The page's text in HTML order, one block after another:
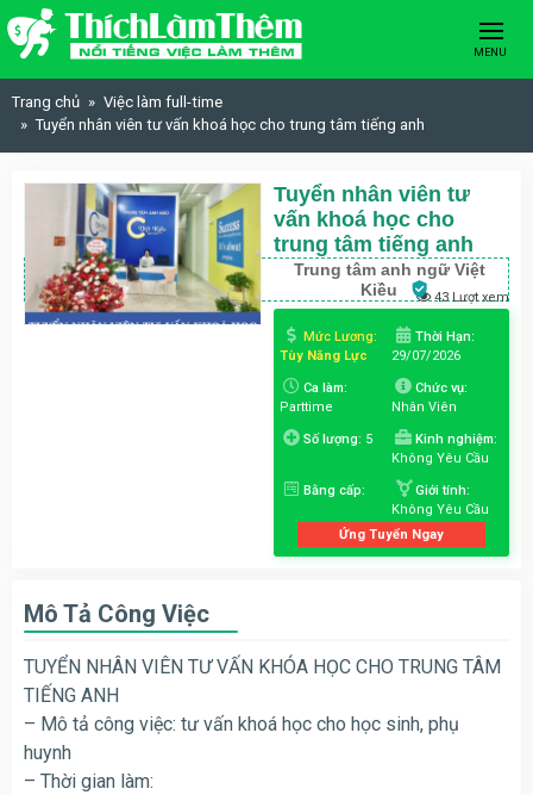
Skip to content
MENU
Trang chủ
Việc làm full-time
Tuyển nhân viên tư vấn khoá học cho trung tâm tiếng anh
Tuyển nhân viên tư
vấn khoá học cho
trung tâm tiếng anh
Trung tâm anh ngữ Việt
Kiều
43 Lượt xem
Mức Lương:
Tùy Năng Lực
Thời Hạn:
29/07/2026
Ca làm:
Parttime
Chức vụ:
Nhân Viên
Số lượng: 5
Kinh nghiệm:
Không Yêu Cầu
Bằng cấp:
Giới tính:
Không Yêu Cầu
Ứng Tuyển Ngay
Mô Tả Công Việc
TUYỂN NHÂN VIÊN TƯ VẤN KHÓA HỌC CHO TRUNG TÂM
TIẾNG ANH
– Mô tả công việc: tư vấn khoá học cho học sinh, phụ
huynh
– Thời gian làm: